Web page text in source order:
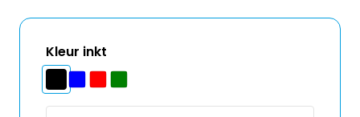
Kleur inkt